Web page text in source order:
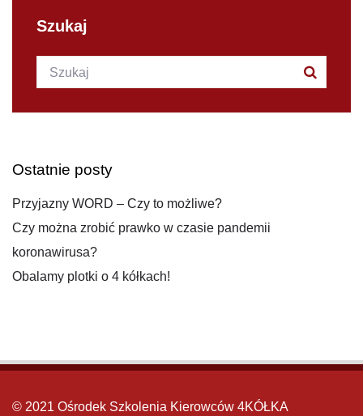
Szukaj
Szukana fraza:
Ostatnie posty
Przyjazny WORD – Czy to możliwe?
Czy można zrobić prawko w czasie pandemii
koronawirusa?
Obalamy plotki o 4 kółkach!
© 2021 Ośrodek Szkolenia Kierowców 4KÓŁKA